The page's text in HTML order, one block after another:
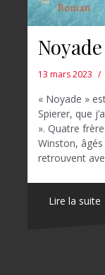
13 mars 2023
« Noyade »
Spierer, que
». Quatre
Winston, âgés
retrouvent
Lire la suite